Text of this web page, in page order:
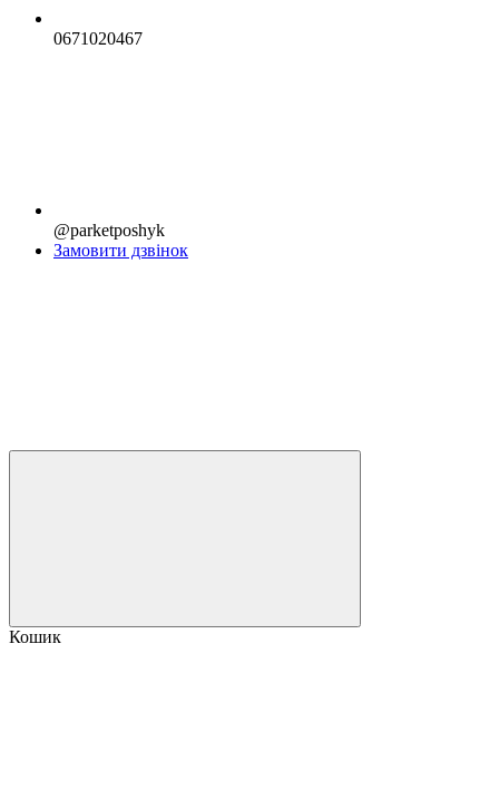
0671020467
@parketposhyk
Замовити дзвінок
Кошик